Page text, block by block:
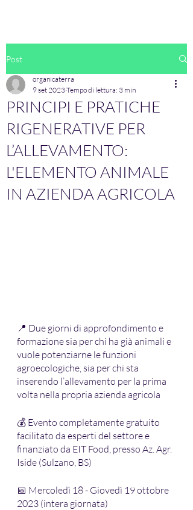
Post
PRINCIPI E PRATICHE
RIGENERATIVE PER
L’ALLEVAMENTO:
L'ELEMENTO ANIMALE
IN AZIENDA AGRICOLA
organicaterra
9 set 2023Tempo di lettura: 3 min
📍 Due giorni di approfondimento e
formazione sia per chi ha già animali e
vuole potenziarne le funzioni
agroecologiche, sia per chi sta
inserendo l’allevamento per la prima
volta nella propria azienda agricola
💰 Evento completamente gratuito
facilitato da esperti del settore e
finanziato da EIT Food, presso Az. Agr.
Iside (Sulzano, BS)
📅 Mercoledì 18 - Giovedì 19 ottobre
2023 (intera giornata)